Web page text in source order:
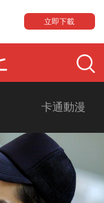
立即下載
卡通動漫